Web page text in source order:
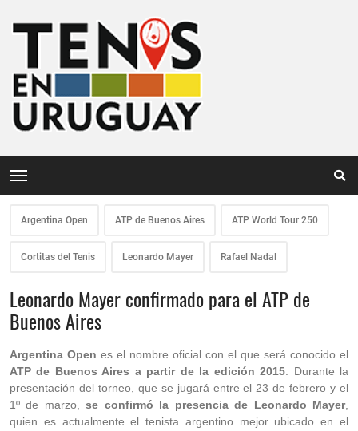
Argentina Open ATP de Buenos Aires ATP World Tour 250
Cortitas del Tenis Leonardo Mayer Rafael Nadal
Leonardo Mayer confirmado para el ATP de
Buenos Aires
Argentina Open es el nombre oficial con el que será conocido el
ATP de Buenos Aires a partir de la edición 2015 . Durante la
presentación del torneo, que se jugará entre el 23 de febrero y el
1º de marzo,se confirmó la presencia de Leonardo Mayer,
quien es actualmente el tenista argentino mejor ubicado en el